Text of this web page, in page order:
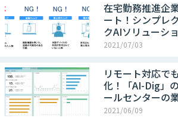
在宅勤務推進企
ート！シンプレ
クAIソリューシ
2021/07/03
リモート対応で
化！「AI-Dig」
ールセンターの
2021/06/09